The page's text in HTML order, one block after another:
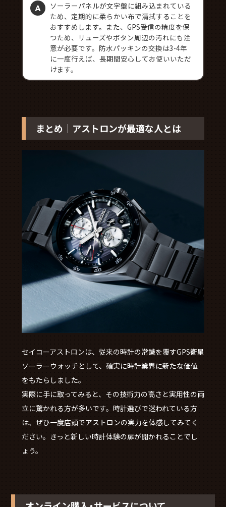
ソーラーパネルが文字盤に組み込まれている
ため、定期的に柔らかい布で清拭することを
おすすめします。また、GPS受信の精度を保
つため、リューズやボタン周辺の汚れにも注
意が必要です。防水パッキンの交換は3-4年
に一度行えば、長期間安心してお使いいただ
けます。
まとめ｜アストロンが最適な人とは
セイコーアストロンは、従来の時計の常識を覆すGPS衛星
ソーラーウォッチとして、確実に時計業界に新たな価値
をもたらしました。
実際に手に取ってみると、その技術力の高さと実用性の両
立に驚かれる方が多いです。時計選びで迷われている方
は、ぜひ一度店頭でアストロンの実力を体感してみてく
ださい。きっと新しい時計体験の扉が開かれることでし
ょう。